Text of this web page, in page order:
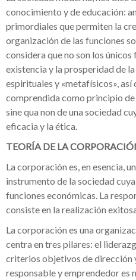
conocimiento y de educación:
primordiales que permiten la
organización de las funciones
considera que no son los
existencia y la prosperidad de
espirituales y «metafísicos»,
comprendida como principio
sine qua non de una sociedad
eficacia y la ética.
TEORÍA DE LA
La corporación es, en esencia,
instrumento de la sociedad
funciones económicas. La
consiste en la realización
La corporación es una
centra en tres pilares: el
criterios objetivos de dirección
responsable y emprendedor es